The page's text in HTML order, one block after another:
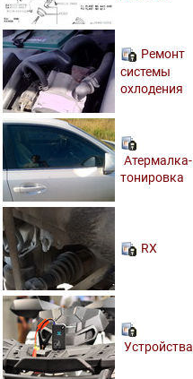
Ремонт
системы
охлодения
Атермалка-
тонировка
RX
Устройства